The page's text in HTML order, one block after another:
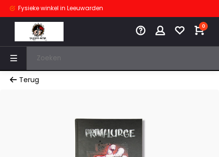
Fysieke winkel in Leeuwarden
0
Terug